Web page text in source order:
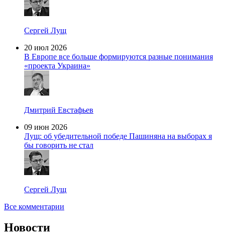
Сергей Лущ
20 июл 2026
В Европе все больше формируются разные понимания
«проекта Украина»
Дмитрий Евстафьев
09 июн 2026
Лущ: об убедительной победе Пашиняна на выборах я
бы говорить не стал
Сергей Лущ
Все комментарии
Новости